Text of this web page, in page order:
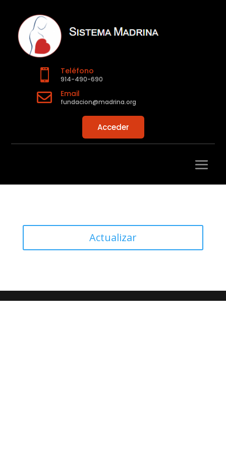
 Teléfono
914-490-690
 Email
fundacion@madrina.org
Acceder
Actualizar